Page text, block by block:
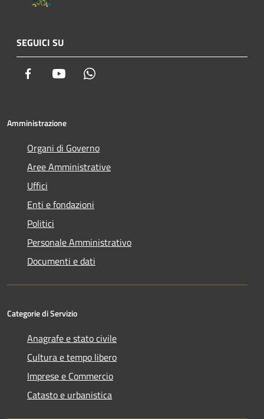
SEGUICI SU
Facebook Youtube
Amministrazione
Organi di Governo
Aree Amministrative
Uffici
Enti e fondazioni
Politici
Personale Amministrativo
Documenti e dati
Categorie di Servizio
Anagrafe e stato civile
Cultura e tempo libero
Imprese e Commercio
Catasto e urbanistica